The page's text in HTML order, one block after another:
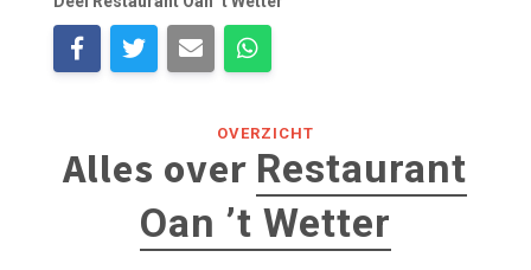
OVERZICHT
Alles over Restaurant
Oan ’t Wetter